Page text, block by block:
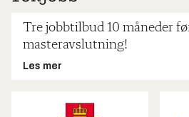
Tre jobbtilbud 10 måneder
masteravslutning!
Les mer